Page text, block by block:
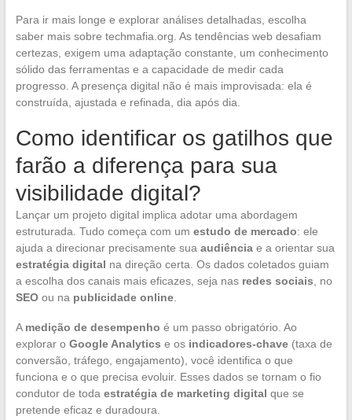
Para ir mais longe e explorar análises detalhadas, escolha
saber mais sobre techmafia.org. As tendências web desafiam
certezas, exigem uma adaptação constante, um conhecimento
sólido das ferramentas e a capacidade de medir cada
progresso. A presença digital não é mais improvisada: ela é
construída, ajustada e refinada, dia após dia.
Como identificar os gatilhos que
farão a diferença para sua
visibilidade digital?
Lançar um projeto digital implica adotar uma abordagem
estruturada. Tudo começa com um estudo de mercado: ele
ajuda a direcionar precisamente sua audiênciae a orientar sua
estratégia digital na direção certa. Os dados coletados guiam
a escolha dos canais mais eficazes, seja nas redes sociais , no
SEOou na publicidade online.
A medição de desempenho é um passo obrigatório. Ao
explorar o Google Analytics e os indicadores-chave(taxa de
conversão, tráfego, engajamento), você identifica o que
funciona e o que precisa evoluir. Esses dados se tornam o fio
condutor de toda estratégia de marketing digital que se
pretende eficaz e duradoura.